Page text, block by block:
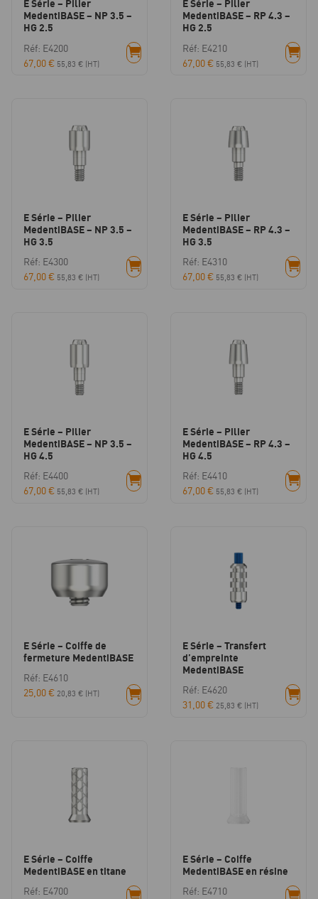
E Série – Pilier
MedentiBASE – NP 3.5 –
HG 2.5
Réf: E4200
67,00€ 55,83 € (HT)
E Série – Pilier
MedentiBASE – RP 4.3 –
HG 2.5
Réf: E4210
67,00€ 55,83 € (HT)
E Série – Pilier
MedentiBASE – NP 3.5 –
HG 3.5
Réf: E4300
67,00€ 55,83 € (HT)
E Série – Pilier
MedentiBASE – RP 4.3 –
HG 3.5
Réf: E4310
67,00€ 55,83 € (HT)
E Série – Pilier
MedentiBASE – NP 3.5 –
HG 4.5
Réf: E4400
67,00€ 55,83 € (HT)
E Série – Pilier
MedentiBASE – RP 4.3 –
HG 4.5
Réf: E4410
67,00€ 55,83 € (HT)
E Série – Coiffe de
fermeture MedentiBASE
Réf: E4610
25,00€ 20,83 € (HT)
E Série – Transfert
d’empreinte
MedentiBASE
Réf: E4620
31,00€ 25,83 € (HT)
E Série – Coiffe
MedentiBASE en titane
Réf: E4700
E Série – Coiffe
MedentiBASE en résine
Réf: E4710